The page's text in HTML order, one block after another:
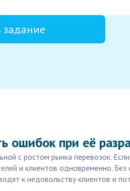
задание
ошибок при её
с ростом рынка перевозок.
и клиентов одновременно.
к недовольству клиентов и